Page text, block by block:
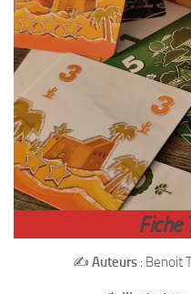
Fiche
✍️ Auteurs: Benoit